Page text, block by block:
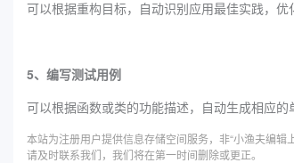
可以根据重构目标，自动识别应用最佳实践，优
5、编写测试用例
可以根据函数或类的功能描述，自动生成相应
本站为注册用户提供信息存储空间服务，非“小渔夫编
请及时联系我们，我们将在第一时间删除或更正。